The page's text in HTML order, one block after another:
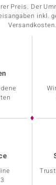
Preis. Der
inkl.
Versandkosten.